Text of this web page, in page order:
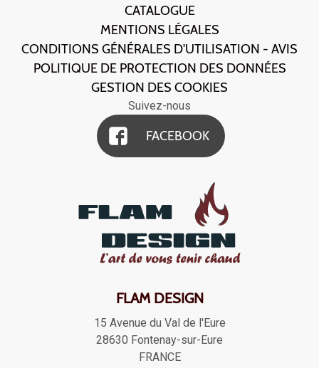
CATALOGUE
MENTIONS LÉGALES
CONDITIONS GÉNÉRALES D'UTILISATION - AVIS
POLITIQUE DE PROTECTION DES DONNÉES
GESTION DES COOKIES
Suivez-nous
FACEBOOK
FLAM DESIGN
15 Avenue du Val de l'Eure
28630 Fontenay-sur-Eure
FRANCE